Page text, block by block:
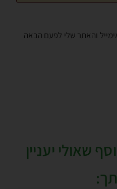
והאתר שלי לפעם הבאה
שאולי יעניין